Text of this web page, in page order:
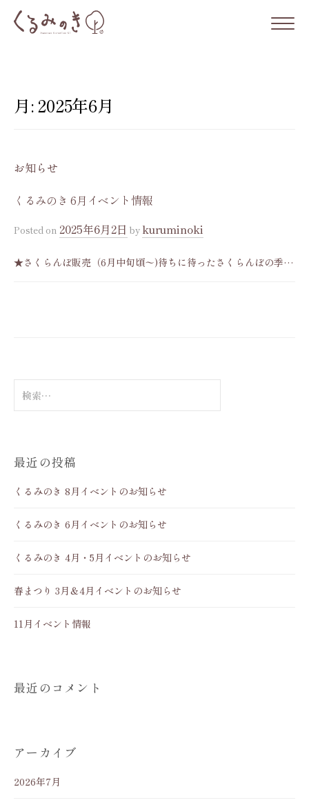
月:2025年6月
お知らせ
くるみのき 6月イベント情報
Posted on 2025年6月2日 by kuruminoki
★さくらんぼ販売（6月中旬頃〜)待ちに待ったさくらんぼの季節
索
最近の投稿
くるみのき 8月イベントのお知らせ
くるみのき 6月イベントのお知らせ
くるみのき 4月・5月イベントのお知らせ
春まつり 3月＆4月イベントのお知らせ
11月イベント情報
最近のコメント
アーカイブ
2026年7月